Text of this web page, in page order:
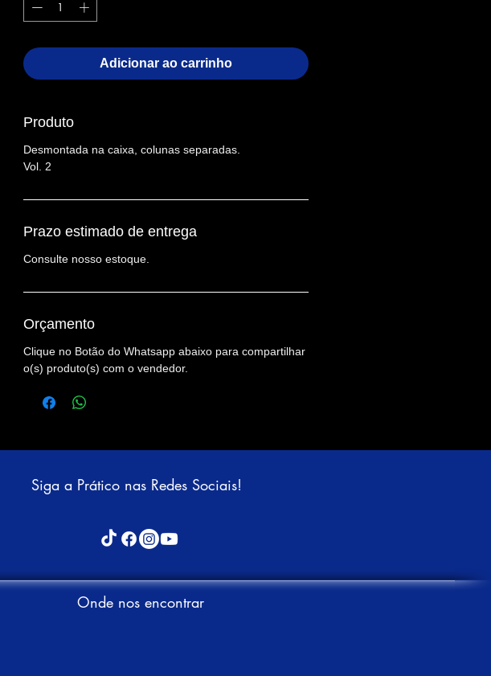
Adicionar ao carrinho
Produto
Desmontada na caixa, colunas separadas.
Vol. 2
Prazo estimado de entrega
Consulte nosso estoque.
Orçamento
Clique no Botão do Whatsapp abaixo para compartilhar
o(s) produto(s) com o vendedor.
Siga a Prático nas Redes Sociais!
Onde nos encontrar